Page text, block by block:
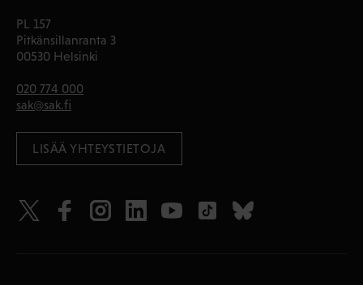
PL 157
Pitkänsillanranta 3
00530 Helsinki
020 774 000
sak@sak.fi
LISÄÄ YHTEYSTIETOJA